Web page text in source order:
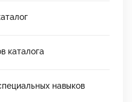
каталога
навыков